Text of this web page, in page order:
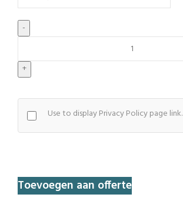
Doner
aantal
Use to display Privacy Policy page link.
Toevoegen aan offerte